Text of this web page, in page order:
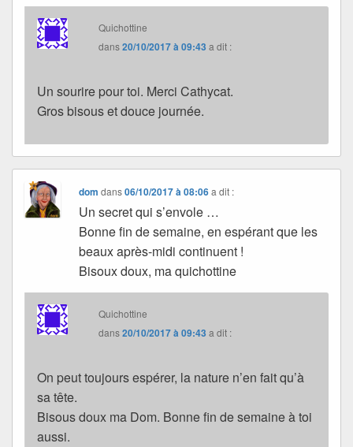
Quichottine
dans20/10/2017 à 09:43 a dit :
Un sourire pour toi. Merci Cathycat.
Gros bisous et douce journée.
dom dans06/10/2017 à 08:06 a dit :
Un secret qui s’envole …
Bonne fin de semaine, en espérant que les
beaux après-midi continuent !
Bisoux doux, ma quichottine
Quichottine
dans20/10/2017 à 09:43 a dit :
On peut toujours espérer, la nature n’en fait qu’à
sa tête.
Bisous doux ma Dom. Bonne fin de semaine à toi
aussi.